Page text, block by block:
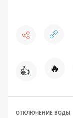
👍 🔥
ОТКЛЮЧЕНИЕ ВОДЫ